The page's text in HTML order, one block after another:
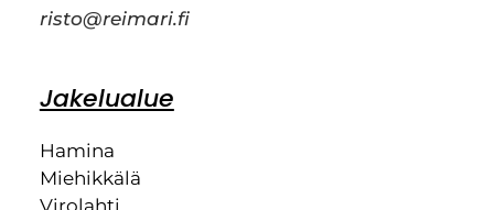
risto@reimari.fi
Jakelualue
Hamina
Miehikkälä
Virolahti